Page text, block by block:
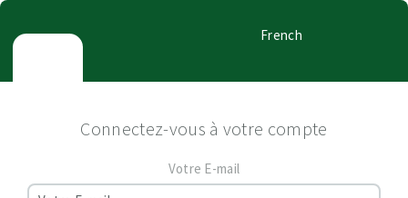
French
Connectez-vous à votre compte
Votre E-mail